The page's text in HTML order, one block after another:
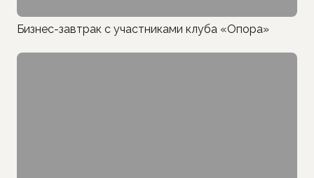
Бизнес-завтрак с участниками клуба «Опора»